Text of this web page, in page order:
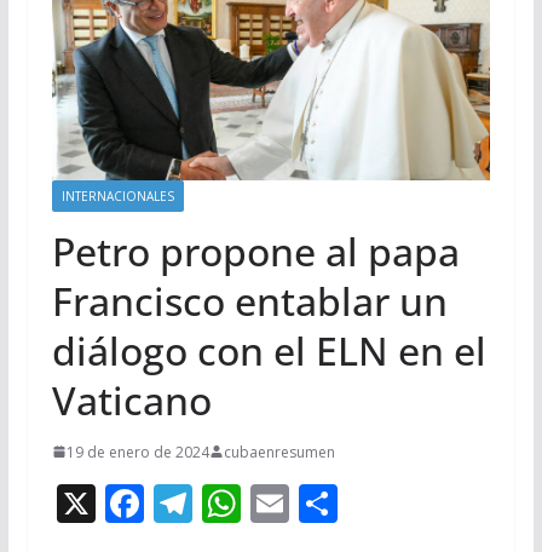
INTERNACIONALES
Petro propone al papa
Francisco entablar un
diálogo con el ELN en el
Vaticano
19 de enero de 2024 cubaenresumen
X F T W E C